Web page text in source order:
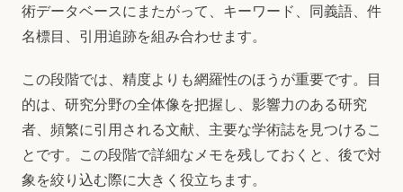
術データベースにまたがって、キーワード、同義語、件
名標目、引用追跡を組み合わせます。
この段階では、精度よりも網羅性のほうが重要です。目
的は、研究分野の全体像を把握し、影響力のある研究
者、頻繁に引用される文献、主要な学術誌を見つけるこ
とです。この段階で詳細なメモを残しておくと、後で対
象を絞り込む際に大きく役立ちます。